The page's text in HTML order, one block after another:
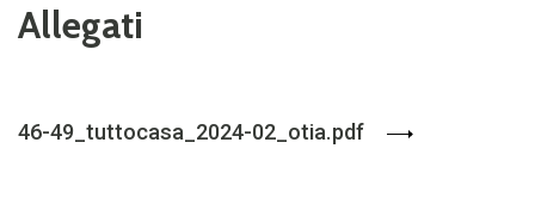
Allegati
46-49_tuttocasa_2024-02_otia.pdf